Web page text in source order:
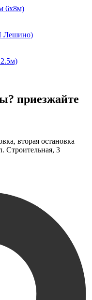
приезжайте
вторая остановка
Строительная, 3